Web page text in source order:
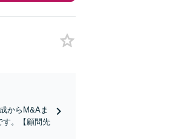
からM&Aま
す。【顧問先